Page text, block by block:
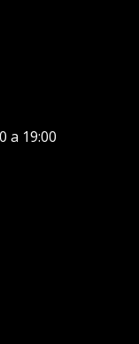
a 19:00